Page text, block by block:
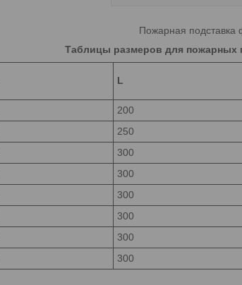
Пожарная
Таблицы размеров для пожарных
L
200
250
300
300
300
300
300
300